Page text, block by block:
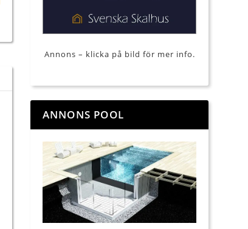
Annons – klicka på bild för mer info.
ANNONS POOL